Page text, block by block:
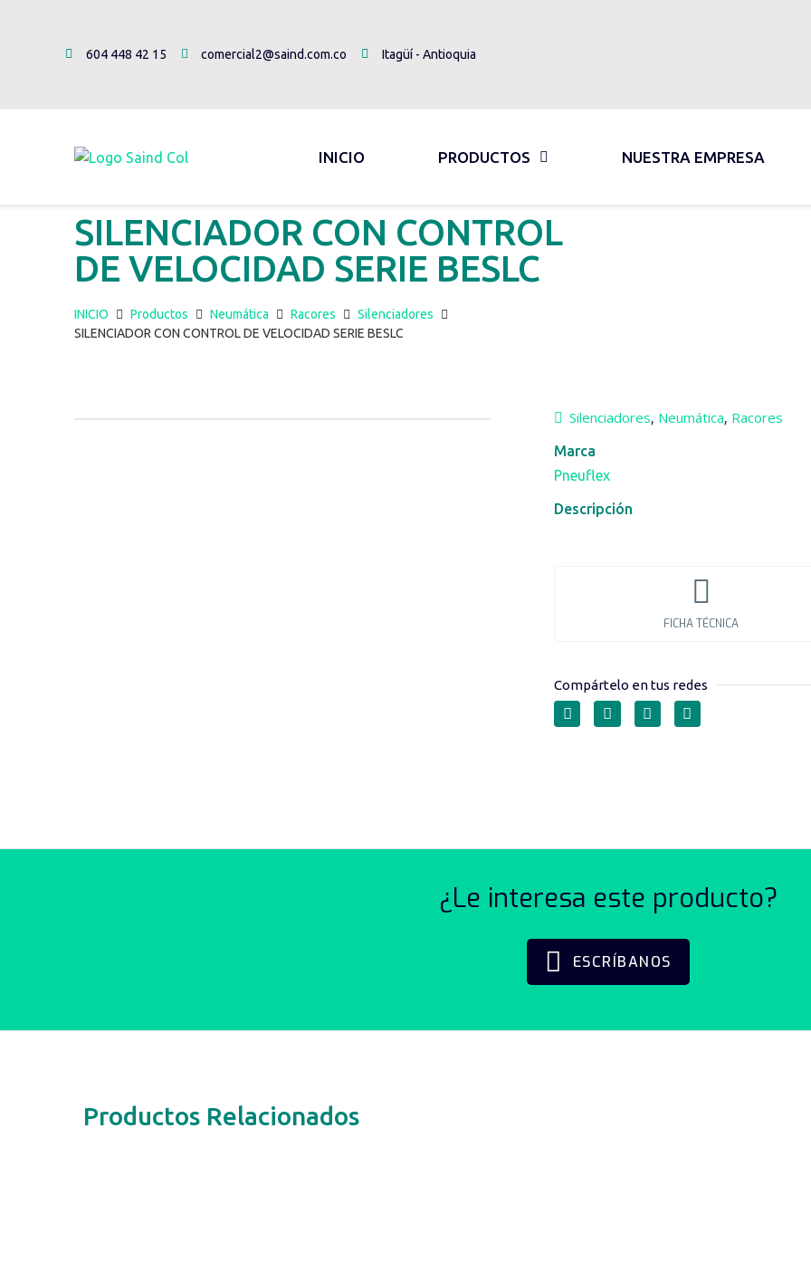
604 448 42 15 comercial2@saind.com.co Itagüí - Antioquia
INICIO PRODUCTOS NUESTRA EMPRESA
SILENCIADOR CON CONTROL
DE VELOCIDAD SERIE BESLC
INICIO Productos Neumática Racores
Silenciadores
SILENCIADOR CON CONTROL DE VELOCIDAD SERIE BESLC
Silenciadores, Neumática, Racores
Marca
Pneuflex
Descripción
FICHA TÉCNICA
Compártelo en tus redes
¿Le interesa este producto?
ESCRÍBANOS
Productos Relacionados